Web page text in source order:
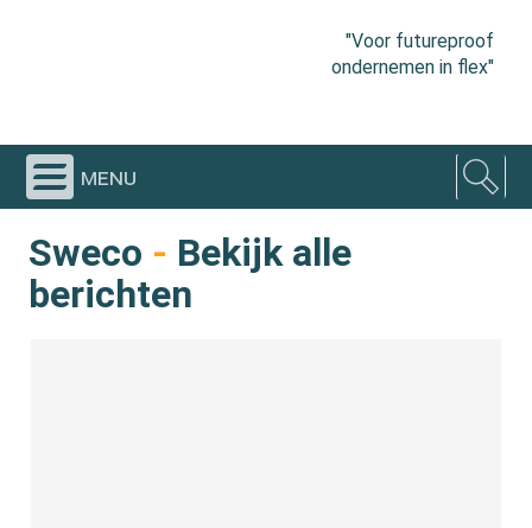
"Voor futureproof
ondernemen in flex"
menu
Sweco - Bekijk alle
berichten